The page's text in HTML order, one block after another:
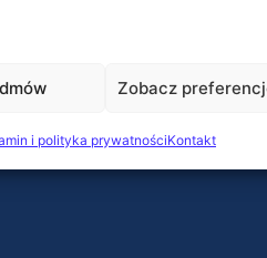
Zobacz
i polityka prywatnościKontakt